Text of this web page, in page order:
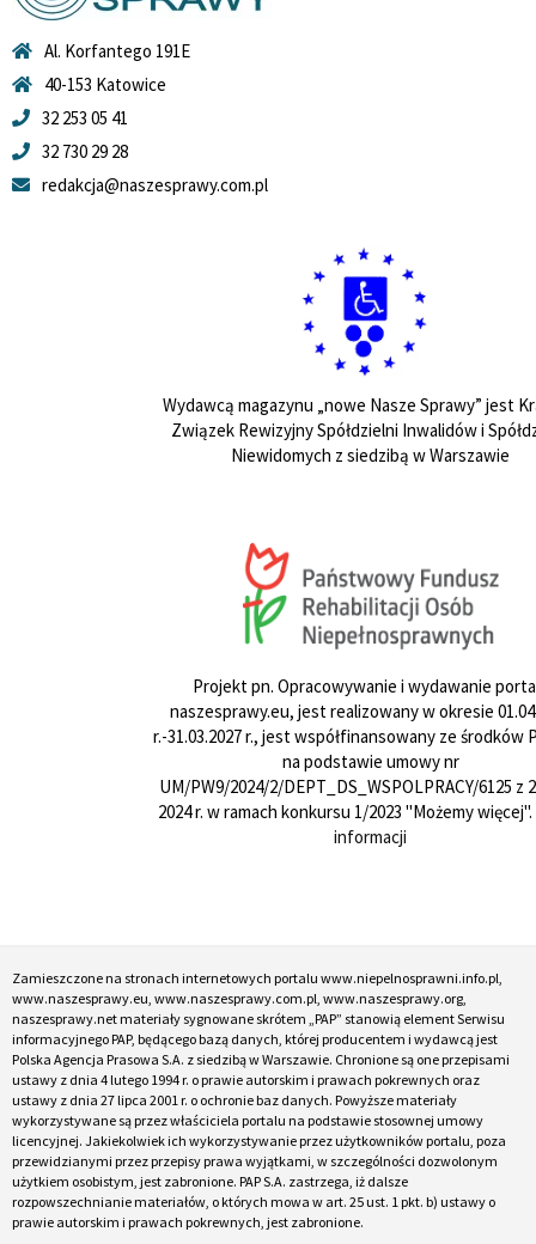
Al. Korfantego 191E
40-153 Katowice
32 253 05 41
32 730 29 28
redakcja@naszesprawy.com.pl
Wydawcą magazynu „nowe Nasze Sprawy” jest
Związek Rewizyjny Spółdzielni Inwalidów i
Niewidomych z siedzibą w Warszawie
Projekt pn. Opracowywanie i wydawanie
naszesprawy.eu, jest realizowany w okresie
r.-31.03.2027 r., jest współfinansowany ze środków
na podstawie umowy nr
UM/PW9/2024/2/DEPT_DS_WSPOLPRACY/6125 z
2024 r. w ramach konkursu 1/2023 "Możemy więcej".
informacji
Zamieszczone na stronach internetowych portalu www.niepelnosprawni.info.pl,
www.naszesprawy.eu, www.naszesprawy.com.pl, www.naszesprawy.org,
naszesprawy.net materiały sygnowane skrótem „PAP” stanowią element Serwisu
informacyjnego PAP, będącego bazą danych, której producentem i wydawcą jest
Polska Agencja Prasowa S.A. z siedzibą w Warszawie. Chronione są one przepisami
ustawy z dnia 4 lutego 1994 r. o prawie autorskim i prawach pokrewnych oraz
ustawy z dnia 27 lipca 2001 r. o ochronie baz danych. Powyższe materiały
wykorzystywane są przez właściciela portalu na podstawie stosownej umowy
licencyjnej. Jakiekolwiek ich wykorzystywanie przez użytkowników portalu, poza
przewidzianymi przez przepisy prawa wyjątkami, w szczególności dozwolonym
użytkiem osobistym, jest zabronione. PAP S.A. zastrzega, iż dalsze
rozpowszechnianie materiałów, o których mowa w art. 25 ust. 1 pkt. b) ustawy o
prawie autorskim i prawach pokrewnych, jest zabronione.